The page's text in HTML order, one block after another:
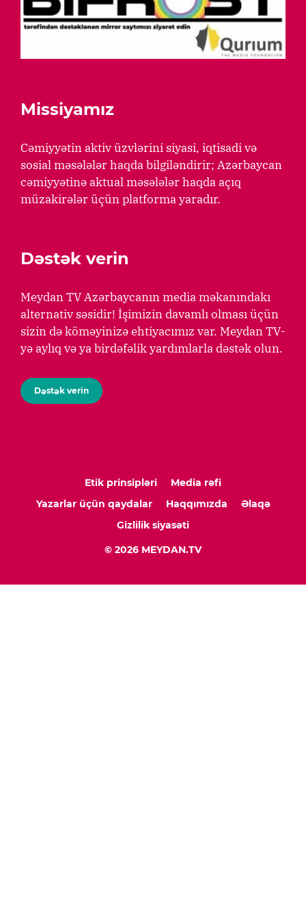
Missiyamız
Cəmiyyətin aktiv üzvlərini siyasi, iqtisadi və
sosial məsələlər haqda bilgiləndirir; Azərbaycan
cəmiyyətinə aktual məsələlər haqda açıq
müzakirələr üçün platforma yaradır.
Dəstək verin
Meydan TV Azərbaycanın media məkanındakı
alternativ səsidir! İşimizin davamlı olması üçün
sizin də köməyinizə ehtiyacımız var. Meydan TV-
yə aylıq və ya birdəfəlik yardımlarla dəstək olun.
Dəstək verin
Etik prinsipləri
Media rəfi
Yazarlar üçün qaydalar
Haqqımızda
Əlaqə
Gizlilik siyasəti
© 2026 MEYDAN.TV